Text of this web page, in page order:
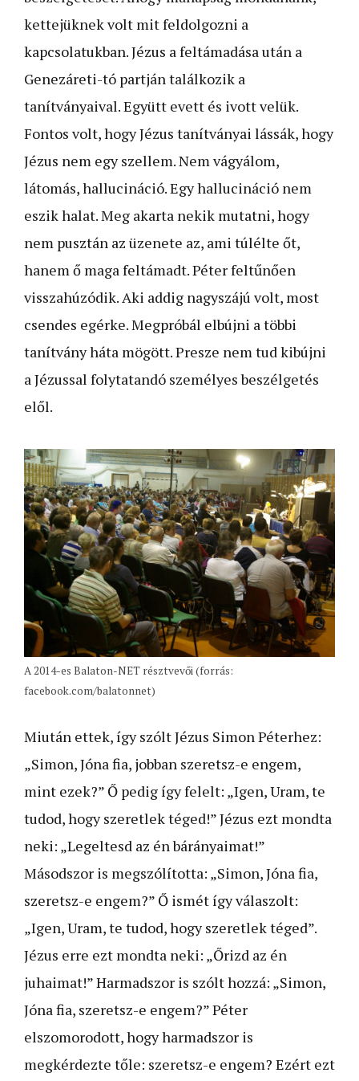
kettejüknek volt mit feldolgozni a
kapcsolatukban. Jézus a feltámadása után a
Genezáreti-tó partján találkozik a
tanítványaival. Együtt evett és ivott velük.
Fontos volt, hogy Jézus tanítványai lássák, hogy
Jézus nem egy szellem. Nem vágyálom,
látomás, hallucináció. Egy hallucináció nem
eszik halat. Meg akarta nekik mutatni, hogy
nem pusztán az üzenete az, ami túlélte őt,
hanem ő maga feltámadt. Péter feltűnően
visszahúzódik. Aki addig nagyszájú volt, most
csendes egérke. Megpróbál elbújni a többi
tanítvány háta mögött. Presze nem tud kibújni
a Jézussal folytatandó személyes beszélgetés
elől.
A 2014-es Balaton-NET résztvevői (forrás:
facebook.com/balatonnet)
Miután ettek, így szólt Jézus Simon Péterhez:
„Simon, Jóna fia, jobban szeretsz-e engem,
mint ezek?” Ő pedig így felelt: „Igen, Uram, te
tudod, hogy szeretlek téged!” Jézus ezt mondta
neki: „Legeltesd az én bárányaimat!”
Másodszor is megszólította: „Simon, Jóna fia,
szeretsz-e engem?” Ő ismét így válaszolt:
„Igen, Uram, te tudod, hogy szeretlek téged”.
Jézus erre ezt mondta neki: „Őrizd az én
juhaimat!” Harmadszor is szólt hozzá: „Simon,
Jóna fia, szeretsz-e engem?” Péter
elszomorodott, hogy harmadszor is
megkérdezte tőle: szeretsz-e engem? Ezért ezt